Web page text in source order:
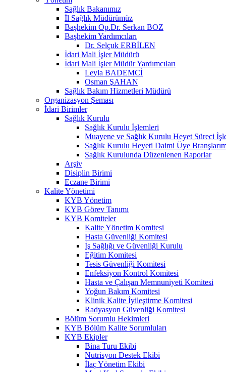
Sağlık Bakanımız
İl Sağlık Müdürümüz
Başhekim Op.Dr. Serkan BOZ
Başhekim Yardımcıları
Dr. Selçuk ERBİLEN
İdari Mali İşler Müdürü
İdari Mali İşler Müdür Yardımcıları
Leyla BADEMCİ
Osman ŞAHAN
Sağlık Bakım Hizmetleri Müdürü
Organizasyon Şeması
İdari Birimler
Sağlık Kurulu
Sağlık Kurulu İşlemleri
Muayene ve Sağlık Kurulu Heyet Süreci
Sağlık Kurulu Heyeti Daimi Üye
Sağlık Kurulunda Düzenlenen Raporlar
Arşiv
Disiplin Birimi
Eczane Birimi
Kalite Yönetimi
KYB Yönetim
KYB Görev Tanımı
KYB Komiteler
Kalite Yönetim Komitesi
Hasta Güvenliği Komitesi
İş Sağlığı ve Güvenliği Kurulu
Eğitim Komitesi
Tesis Güvenliği Komitesi
Enfeksiyon Kontrol Komitesi
Hasta ve Çalışan Memnuniyeti Komitesi
Yoğun Bakım Komitesi
Klinik Kalite İyileştirme Komitesi
Radyasyon Güvenliği Komitesi
Bölüm Sorumlu Hekimleri
KYB Bölüm Kalite Sorumluları
KYB Ekipler
Bina Turu Ekibi
Nutrisyon Destek Ekibi
İlaç Yönetim Ekibi